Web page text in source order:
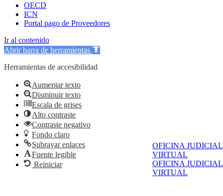
OFICINA JUDICIAL
VIRTUAL
OFICINA JUDICIAL
VIRTUAL
OECD
ICN
Portal pago de Proveedores
Ir al contenido
Abrir barra de herramientas
Herramientas de accesibilidad
Aumentar texto
Disminuir texto
Escala de grises
Alto contraste
Contraste negativo
Fondo claro
Subrayar enlaces
Fuente legible
Reiniciar